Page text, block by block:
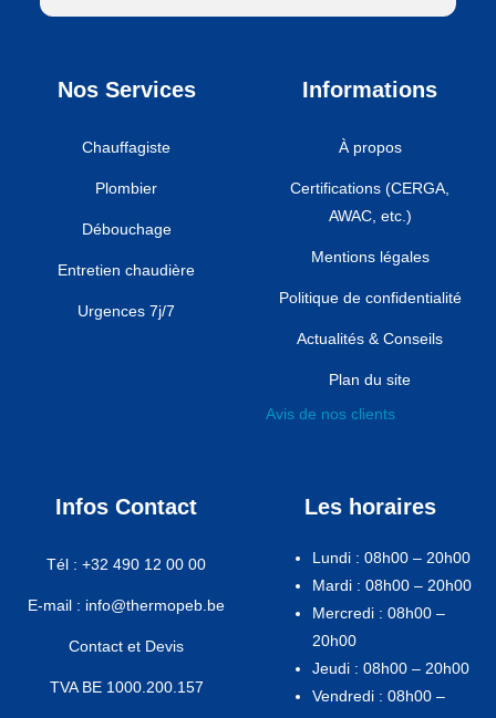
Nos Services
Chauffagiste
Plombier
Débouchage
Entretien chaudière
Urgences 7j/7
Informations
À propos
Certifications (CERGA,
AWAC, etc.)
Mentions légales
Politique de confidentialité
Actualités & Conseils
Plan du site
Avis de nos clients
Infos Contact
Tél : +32 490 12 00 00
E-mail : info@thermopeb.be
Contact et Devis
TVA BE 1000.200.157
Les horaires
Lundi : 08h00 – 20h00
Mardi : 08h00 – 20h00
Mercredi : 08h00 –
20h00
Jeudi : 08h00 – 20h00
Vendredi : 08h00 –